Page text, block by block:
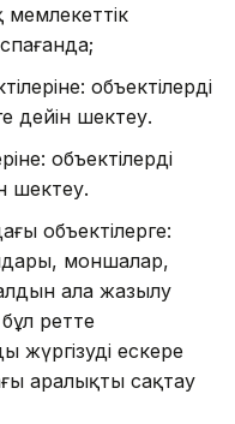
объектілердің
дейін шектеу.
объектілердің
шектеу.
объектілерге:
моншалар,
ала жазылу
ретте
жүргізуді ескере
аралықты сақтау